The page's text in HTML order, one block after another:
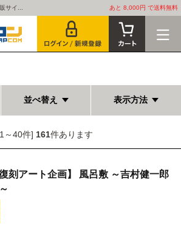
サイ... あと 8,000円 で送料無料
並べ替え 表示方法
～40件] 161件あります
刻アート企画】 風呂敷 ～吉村健一郎